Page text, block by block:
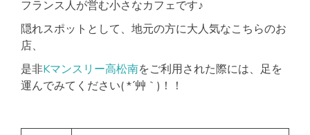
フランス人が営む小さなカフェです♪
隠れスポットとして、地元の方に大人気なこちらのお
店、
是非Kマンスリー高松南をご利用された際には、足を
運んでみてください( *´艸｀)！！